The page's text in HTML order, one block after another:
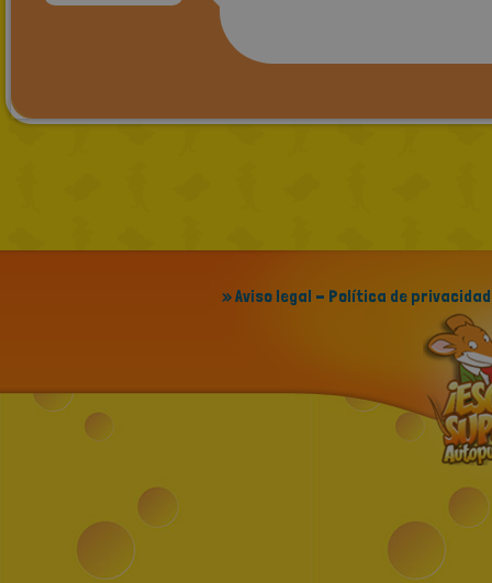
» Aviso legal - Política de privacidad